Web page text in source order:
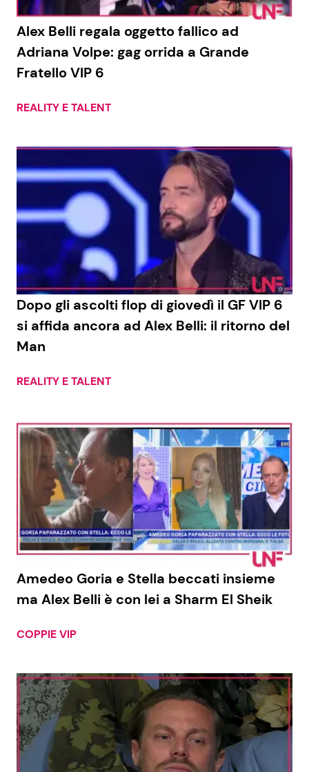
Alex Belli regala oggetto fallico ad
Adriana Volpe: gag orrida a Grande
Fratello VIP 6
REALITY E TALENT
Dopo gli ascolti flop di giovedì il GF VIP 6
si affida ancora ad Alex Belli: il ritorno del
Man
REALITY E TALENT
Amedeo Goria e Stella beccati insieme
ma Alex Belli è con lei a Sharm El Sheik
COPPIE VIP